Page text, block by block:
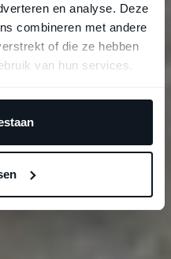
en analyse. Deze
combineren met andere
of die ze hebben
van hun services.